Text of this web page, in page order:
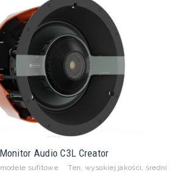
Monitor Audio C3L Creator
sufitowe Ten, wysokiej jakości, średni